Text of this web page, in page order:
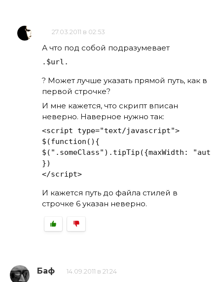
27.03.2011 в 02:53
А что под собой подразумевает
.$url.
? Может лучше указать прямой путь, как в
первой строчке?
И мне кажется, что скрипт вписан
неверно. Наверное нужно так:
<script type="text/javascript">
$(function(){
$(".someClass").tipTip({maxWidth:
})
</script>
И кажется путь до файла стилей в
строчке 6 указан неверно.
Баф 14.09.2011 в 21:24